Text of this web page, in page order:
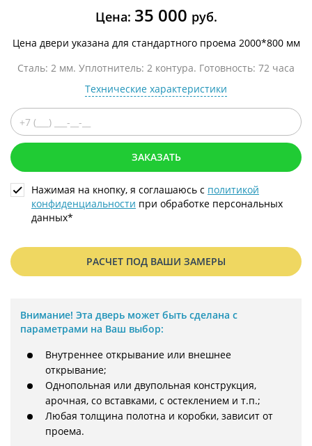
Цена: 35 000 руб.
Цена двери указана для стандартного проема 2000*800 мм
Сталь: 2 мм. Уплотнитель: 2 контура. Готовность: 72 часа
Технические характеристики
ЗАКАЗАТЬ
Нажимая на кнопку, я соглашаюсь с политикой
конфиденциальности при обработке персональных
данных*
РАСЧЕТ ПОД ВАШИ ЗАМЕРЫ
Внимание! Эта дверь может быть сделана с
параметрами на Ваш выбор:
Внутреннее открывание или внешнее
открывание;
Однопольная или двупольная конструкция,
арочная, со вставками, с остеклением и т.п.;
Любая толщина полотна и коробки, зависит от
проема.